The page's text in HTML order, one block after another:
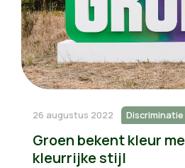
26 augustus 2022 Discriminatie
Groen bekent kleur
kleurrijke stijl